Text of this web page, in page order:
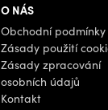
O NÁS
Obchodní podmínky
Zásady použití
Zásady zpracování
osobních údajů
Kontakt